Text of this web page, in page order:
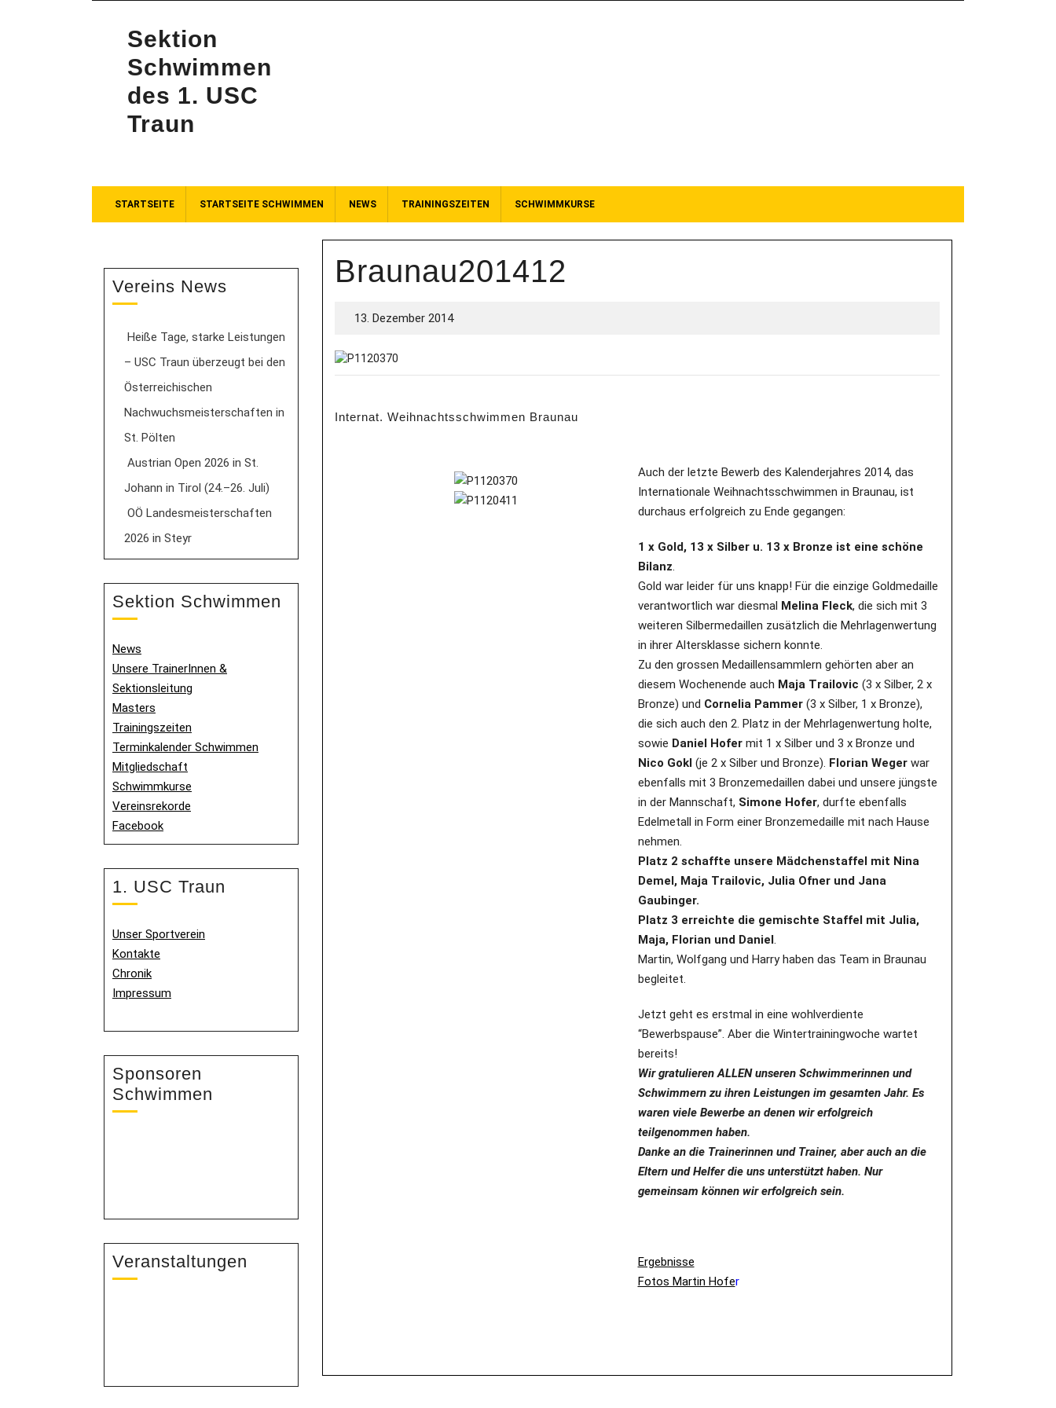
Sektion
Schwimmen
des 1. USC
Traun
STARTSEITE STARTSEITE SCHWIMMEN NEWS TRAININGSZEITEN SCHWIMMKURSE
Vereins News
Heiße Tage, starke Leistungen
– USC Traun überzeugt bei den
Österreichischen
Nachwuchsmeisterschaften in
St. Pölten
Austrian Open 2026 in St.
Johann in Tirol (24.–26. Juli)
OÖ Landesmeisterschaften
2026 in Steyr
Sektion Schwimmen
News
Unsere TrainerInnen &
Sektionsleitung
Masters
Trainingszeiten
Terminkalender Schwimmen
Mitgliedschaft
Schwimmkurse
Vereinsrekorde
Facebook
1. USC Traun
Unser Sportverein
Kontakte
Chronik
Impressum
Sponsoren
Schwimmen
Veranstaltungen
Braunau201412
13. Dezember 2014
Internat. Weihnachtsschwimmen Braunau
Auch der letzte Bewerb des Kalenderjahres 2014, das
Internationale Weihnachtsschwimmen in Braunau, ist
durchaus erfolgreich zu Ende gegangen:
1 x Gold, 13 x Silber u. 13 x Bronze ist eine schöne
Bilanz.
Gold war leider für uns knapp! Für die einzige Goldmedaille
verantwortlich war diesmal Melina Fleck, die sich mit 3
weiteren Silbermedaillen zusätzlich die Mehrlagenwertung
in ihrer Altersklasse sichern konnte.
Zu den grossen Medaillensammlern gehörten aber an
diesem Wochenende auch Maja Trailovic (3 x Silber, 2 x
Bronze) und Cornelia Pammer(3 x Silber, 1 x Bronze),
die sich auch den 2. Platz in der Mehrlagenwertung holte,
sowie Daniel Hofermit 1 x Silber und 3 x Bronze und
Nico Gokl (je 2 x Silber und Bronze). Florian Wegerwar
ebenfalls mit 3 Bronzemedaillen dabei und unsere jüngste
in der Mannschaft, Simone Hofer, durfte ebenfalls
Edelmetall in Form einer Bronzemedaille mit nach Hause
nehmen.
Platz 2 schaffte unsere Mädchenstaffel mit Nina
Demel, Maja Trailovic, Julia Ofner und Jana
Gaubinger.
Platz 3 erreichte die gemischte Staffel mit Julia,
Maja, Florian und Daniel .
Martin, Wolfgang und Harry haben das Team in Braunau
begleitet.
Jetzt geht es erstmal in eine wohlverdiente
“Bewerbspause”. Aber die Wintertrainingwoche wartet
bereits!
Wir gratulieren ALLEN unseren Schwimmerinnen und
Schwimmern zu ihren Leistungen im gesamten Jahr. Es
waren viele Bewerbe an denen wir erfolgreich
teilgenommen haben.
Danke an die Trainerinnen und Trainer, aber auch an die
Eltern und Helfer die uns unterstützt haben. Nur
gemeinsam können wir erfolgreich sein.
Ergebnisse
Fotos Martin Hofer